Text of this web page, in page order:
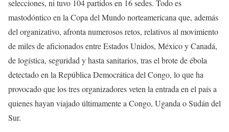
selecciones, ni tuvo 104 partidos en 16 sedes. Todo es
mastodóntico en la Copa del Mundo norteamericana que, además
del organizativo, afronta numerosos retos, relativos al movimiento
de miles de aficionados entre Estados Unidos, México y Canadá,
de logística, seguridad y hasta sanitarios, tras el brote de ébola
detectado en la República Democrática del Congo, lo que ha
provocado que los tres organizadores veten la entrada en el país a
quienes hayan viajado últimamente a Congo, Uganda o Sudán del
Sur.